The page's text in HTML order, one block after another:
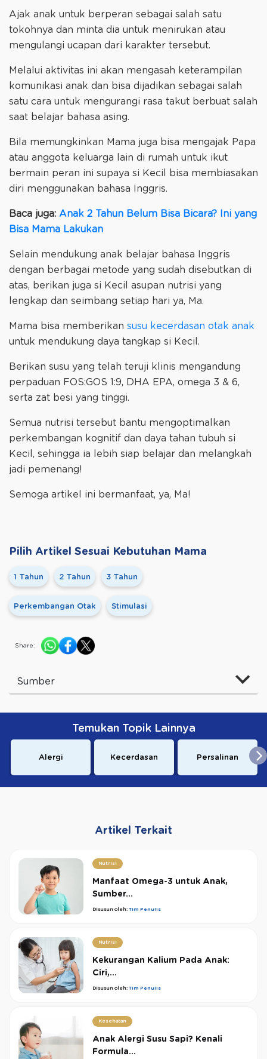
Ajak anak untuk berperan sebagai salah satu
tokohnya dan minta dia untuk menirukan atau
mengulangi ucapan dari karakter tersebut.
Melalui aktivitas ini akan mengasah keterampilan
komunikasi anak dan bisa dijadikan sebagai salah
satu cara untuk mengurangi rasa takut berbuat salah
saat belajar bahasa asing.
Bila memungkinkan Mama juga bisa mengajak Papa
atau anggota keluarga lain di rumah untuk ikut
bermain peran ini supaya si Kecil bisa membiasakan
diri menggunakan bahasa Inggris.
Baca juga: Anak 2 Tahun Belum Bisa Bicara? Ini yang
Bisa Mama Lakukan
Selain mendukung anak belajar bahasa Inggris
dengan berbagai metode yang sudah disebutkan di
atas, berikan juga si Kecil asupan nutrisi yang
lengkap dan seimbang setiap hari ya, Ma.
Mama bisa memberikan susu kecerdasan otak anak
untuk mendukung daya tangkap si Kecil.
Berikan susu yang telah teruji klinis mengandung
perpaduan FOS:GOS 1:9, DHA EPA, omega 3 & 6,
serta zat besi yang tinggi.
Semua nutrisi tersebut bantu mengoptimalkan
perkembangan kognitif dan daya tahan tubuh si
Kecil, sehingga ia lebih siap belajar dan melangkah
jadi pemenang!
Semoga artikel ini bermanfaat, ya, Ma!
Pilih Artikel Sesuai Kebutuhan Mama
1 Tahun 2 Tahun 3 Tahun
Perkembangan Otak Stimulasi
Share:
Sumber
Temukan Topik Lainnya
Alergi Kecerdasan Persalinan
Artikel Terkait
Nutrisi
Manfaat Omega-3 untuk Anak,
Sumber...
Disusun oleh: Tim Penulis
Nutrisi
Kekurangan Kalium Pada Anak:
Ciri,...
Disusun oleh: Tim Penulis
Kesehatan
Anak Alergi Susu Sapi? Kenali
Formula...